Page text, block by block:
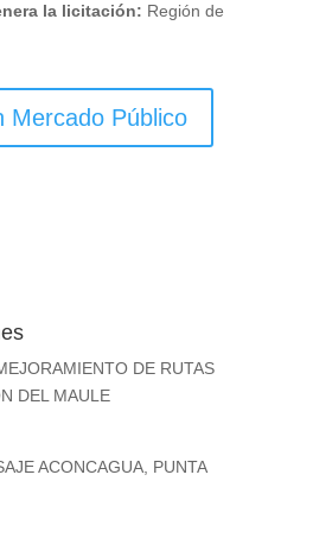
la licitación: Región de
Mercado Público
DE RUTAS
DEL MAULE
ACONCAGUA, PUNTA